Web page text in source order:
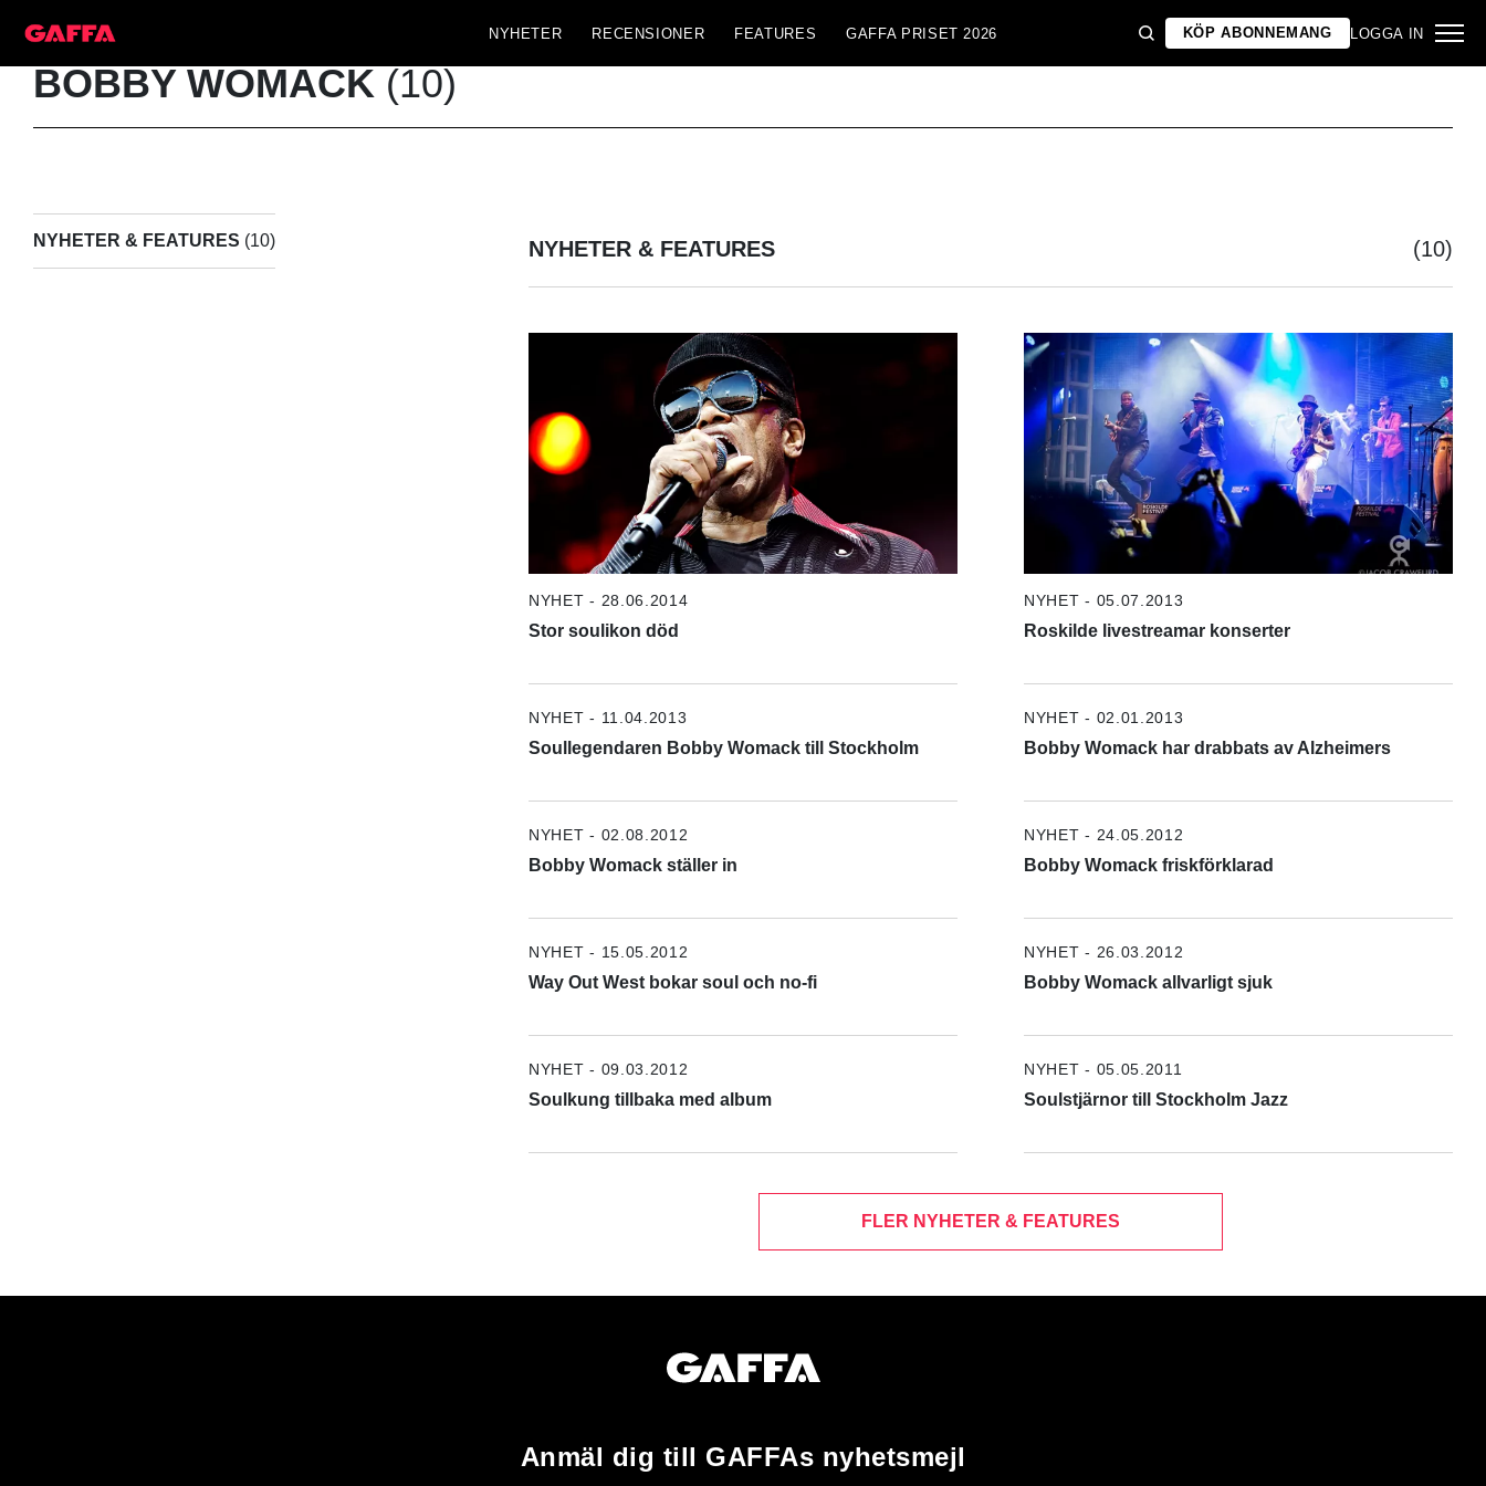
NYHETER RECENSIONER FEATURES GAFFA PRISET 2026 KÖP ABONNEMANG LOGGA IN
BOBBY WOMACK (10)
NYHETER & FEATURES (10) NYHETER & FEATURES (10)
NYHET - 28.06.2014
Stor soulikon död
NYHET - 05.07.2013
Roskilde livestreamar konserter
NYHET - 11.04.2013
Soullegendaren Bobby Womack till Stockholm
NYHET - 02.01.2013
Bobby Womack har drabbats av Alzheimers
NYHET - 02.08.2012
Bobby Womack ställer in
NYHET - 24.05.2012
Bobby Womack friskförklarad
NYHET - 15.05.2012
Way Out West bokar soul och no-fi
NYHET - 26.03.2012
Bobby Womack allvarligt sjuk
NYHET - 09.03.2012
Soulkung tillbaka med album
NYHET - 05.05.2011
Soulstjärnor till Stockholm Jazz
FLER NYHETER & FEATURES
Anmäl dig till GAFFAs nyhetsmejl